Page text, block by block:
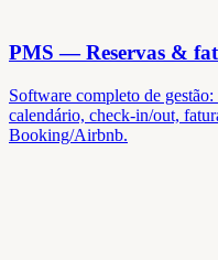
PMS — Reservas &
Software completo de
calendário, check-in/out,
Booking/Airbnb.